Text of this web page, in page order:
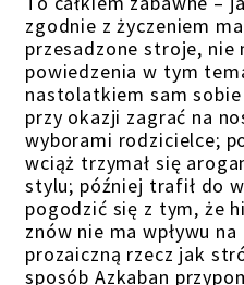
zgodnie z życzeniem
przesadzone stroje, nie
powiedzenia w tym
nastolatkiem sam sobie
przy okazji zagrać na
wyborami rodzicielce;
wciąż trzymał się
stylu; później trafił do
pogodzić się z tym, że
znów nie ma wpływu
prozaiczną rzecz jak
sposób Azkaban